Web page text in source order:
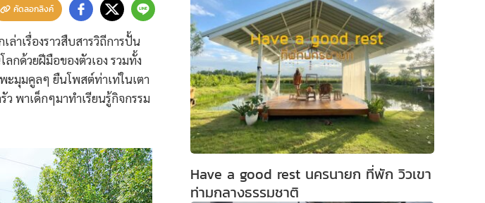
คัดลอกลิงค์
าเรื่องราวสืบสารวิถีการปั้น
กด้วยฝีมือของตัวเอง รวมทั้ง
ะมุมคูลๆ ยืนโพสต์ท่าเท่ในเตา
ว พาเด็กๆมาทำเรียนรู้กิจกรรม
Have a good rest นครนายก ที่พัก วิวเขา
ท่ามกลางธรรมชาติ